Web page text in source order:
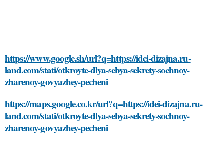
https://www.google.sh/url?q=https://idei-dizajna.ru-
land.com/stati/otkroyte-dlya-sebya-sekrety-sochnoy-
zharenoy-govyazhey-pecheni
https://maps.google.co.kr/url?q=https://idei-dizajna.ru-
land.com/stati/otkroyte-dlya-sebya-sekrety-sochnoy-
zharenoy-govyazhey-pecheni